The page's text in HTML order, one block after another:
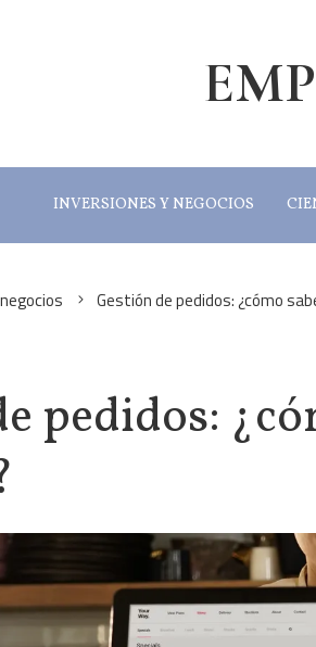
INVERSIONES Y NEGOCIOS
Gestión de pedidos: ¿cómo
pedidos: